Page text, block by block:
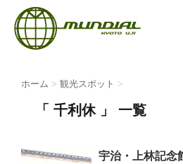
ホーム > 観光スポット >
「 千利休 」 一覧
宇治・上林記念